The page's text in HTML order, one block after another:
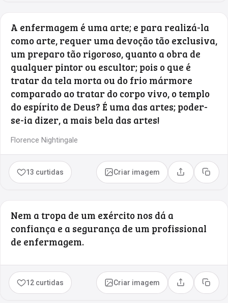
A enfermagem é uma arte; e para realizá-la
como arte, requer uma devoção tão exclusiva,
um preparo tão rigoroso, quanto a obra de
qualquer pintor ou escultor; pois o que é
tratar da tela morta ou do frio mármore
comparado ao tratar do corpo vivo, o templo
do espírito de Deus? É uma das artes; poder-
se-ia dizer, a mais bela das artes!
Florence Nightingale
13 curtidas Criar imagem Compartilhar
Copiar
Nem a tropa de um exército nos dá a
confiança e a segurança de um profissional
de enfermagem.
12 curtidas Criar imagem Compartilhar
Copiar